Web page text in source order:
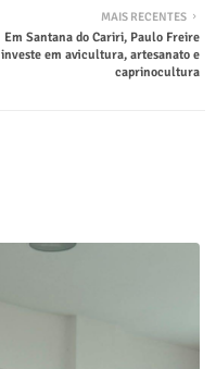
MAIS RECENTES
Em Santana do Cariri, Paulo Freire
investe em avicultura, artesanato e
caprinocultura